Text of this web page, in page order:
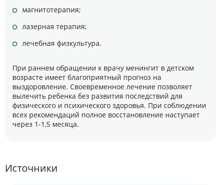
магнитотерапия;
лазерная терапия;
лечебная физкультура.
При раннем обращении к врачу менингит в детском
возрасте имеет благоприятный прогноз на
выздоровление. Своевременное лечение позволяет
вылечить ребенка без развития последствий для
физического и психического здоровья. При соблюдении
всех рекомендаций полное восстановление наступает
через 1-1,5 месяца.
Источники